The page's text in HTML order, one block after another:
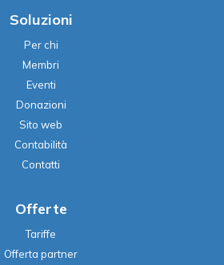
Soluzioni
Per chi
Membri
Eventi
Donazioni
Sito web
Contabilità
Contatti
Offerte
Tariffe
Offerta partner